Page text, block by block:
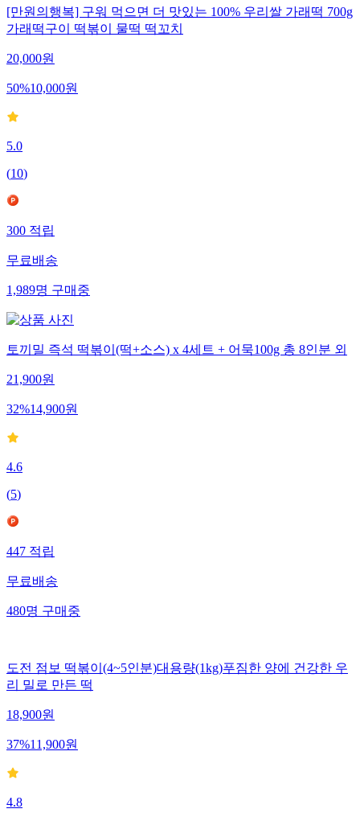
[만원의행복] 구워 먹으면 더 맛있는 100% 우리쌀 가래떡 700g
가래떡구이 떡볶이 물떡 떡꼬치
20,000원
50%10,000원
5.0
(10)
300적립
무료배송
1,989명구매중
토끼밀 즉석 떡볶이(떡+소스) x 4세트 + 어묵100g 총 8인분 외
21,900원
32%14,900원
4.6
(5)
447적립
무료배송
480명구매중
도전 점보 떡볶이(4~5인분)대용량(1kg)푸짐한 양에 건강한 우
리 밀로 만든 떡
18,900원
37%11,900원
4.8